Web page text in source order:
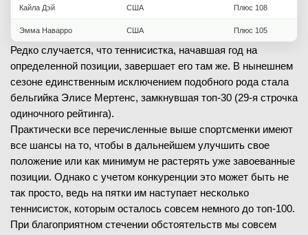
Кайла Дэй США Плюс 108
Эмма Наварро США Плюс 105
Редко случается, что теннисистка, начавшая год на
определенной позиции, завершает его там же. В нынешнем
сезоне единственным исключением подобного рода стала
бельгийка Элисе Мертенс, замкнувшая топ-30 (29-я строчка
одиночного рейтинга).
Практически все перечисленные выше спортсменки имеют
все шансы на то, чтобы в дальнейшем улучшить свое
положение или как минимум не растерять уже завоеванные
позиции. Однако с учетом конкуренции это может быть не
так просто, ведь на пятки им наступает несколько
теннисисток, которым осталось совсем немного до топ-100.
При благоприятном стечении обстоятельств мы совсем